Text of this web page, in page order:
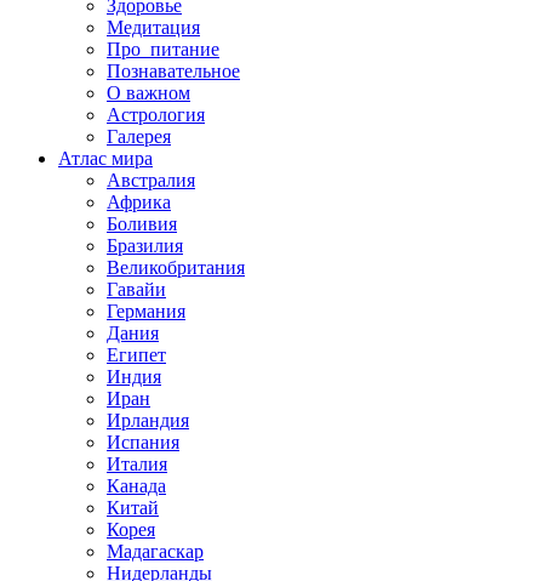
Здоровье
Медитация
Про_питание
Познавательное
О важном
Астрология
Галерея
Атлас мира
Австралия
Африка
Боливия
Бразилия
Великобритания
Гавайи
Германия
Дания
Египет
Индия
Иран
Ирландия
Испания
Италия
Канада
Китай
Корея
Мадагаскар
Нидерланды